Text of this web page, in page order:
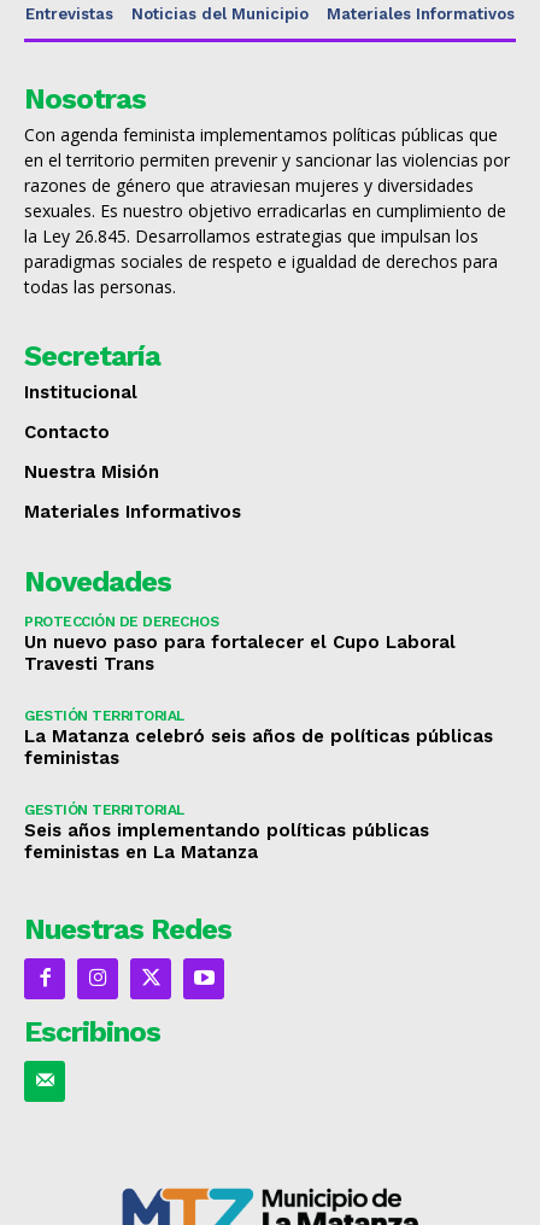
Entrevistas
Noticias del Municipio Materiales Informativos
Nosotras
Con agenda feminista implementamos políticas públicas que
en el territorio permiten prevenir y sancionar las violencias por
razones de género que atraviesan mujeres y diversidades
sexuales. Es nuestro objetivo erradicarlas en cumplimiento de
la Ley 26.845. Desarrollamos estrategias que impulsan los
paradigmas sociales de respeto e igualdad de derechos para
todas las personas.
Secretaría
Institucional
Contacto
Nuestra Misión
Materiales Informativos
Novedades
PROTECCIÓN DE DERECHOS
Un nuevo paso para fortalecer el Cupo Laboral
Travesti Trans
GESTIÓN TERRITORIAL
La Matanza celebró seis años de políticas públicas
feministas
GESTIÓN TERRITORIAL
Seis años implementando políticas públicas
feministas en La Matanza
Nuestras Redes
Escribinos